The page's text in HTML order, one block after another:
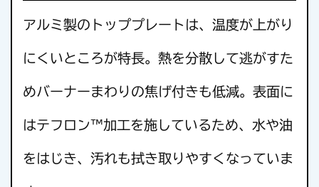
アルミ製のトッププレートは、温度が上がり
にくいところが特長。熱を分散して逃がすた
めバーナーまわりの焦げ付きも低減。表面に
はテフロン™加工を施しているため、水や油
をはじき、汚れも拭き取りやすくなっていま